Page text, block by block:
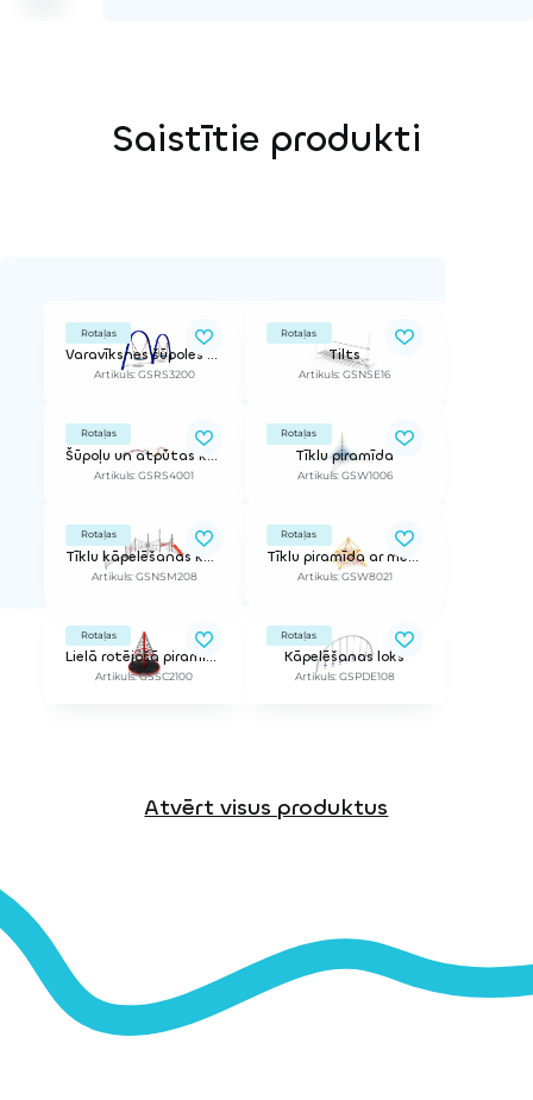
Saistītie produkti
Rotaļas
Varavīksnes šūpoles (divvietīgas)
Artikuls: GSRS3200
Rotaļas
Tilts
Artikuls: GSNSE16
Rotaļas
Šūpoļu un atpūtas komplekss
Artikuls: GSRS4001
Rotaļas
Tīklu piramīda
Artikuls: GSW1006
Rotaļas
Tīklu kāpelēšanas komplekss ar slidkalniņu
Artikuls: GSNSM208
Rotaļas
Tīklu piramīda ar metāla rāmi
Artikuls: GSW8021
Rotaļas
Lielā rotējošā piramīda
Artikuls: GSSC2100
Rotaļas
Kāpelēšanas loks
Artikuls: GSPDE108
Atvērt visus produktus